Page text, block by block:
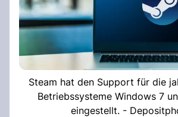
Steam hat den Support für die
Betriebssysteme Windows 7
eingestellt. -